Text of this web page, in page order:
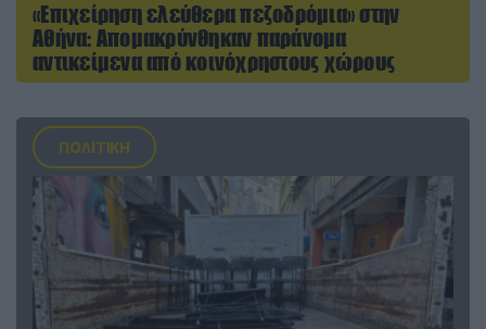
«Επιχείρηση ελεύθερα πεζοδρόμια» στην
Αθήνα: Απομακρύνθηκαν παράνομα
αντικείμενα από κοινόχρηστους χώρους
ΠΟΛΙΤΙΚΗ